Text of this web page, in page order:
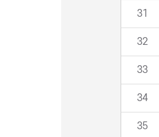
31
32
33
34
35